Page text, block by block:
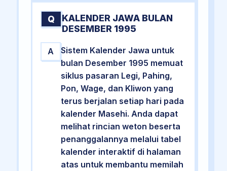
Q
KALENDER JAWA BULAN
DESEMBER 1995
A
Sistem Kalender Jawa untuk
bulan Desember 1995 memuat
siklus pasaran Legi, Pahing,
Pon, Wage, dan Kliwon yang
terus berjalan setiap hari pada
kalender Masehi. Anda dapat
melihat rincian weton beserta
penanggalannya melalui tabel
kalender interaktif di halaman
atas untuk membantu memilah